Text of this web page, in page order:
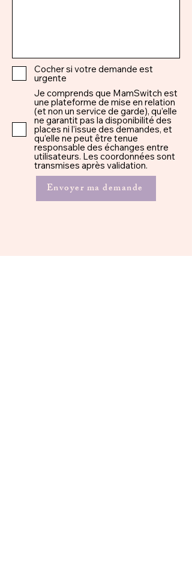
Cocher si votre demande est
urgente
Je comprends que MamSwitch est
une plateforme de mise en relation
(et non un service de garde), qu’elle
ne garantit pas la disponibilité des
places ni l’issue des demandes, et
qu’elle ne peut être tenue
responsable des échanges entre
utilisateurs. Les coordonnées sont
transmises après validation.
Envoyer ma demande